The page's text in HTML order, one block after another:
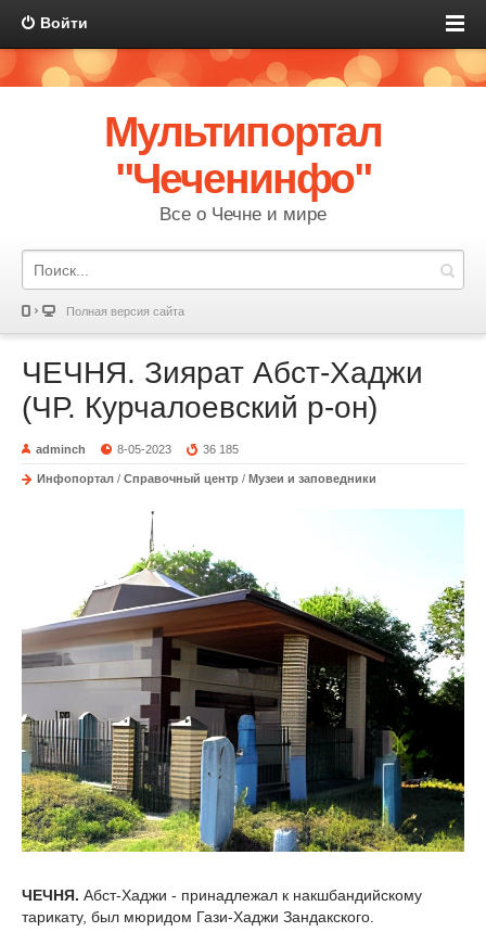
Войти
Мультипортал
"Чеченинфо"
Все о Чечне и мире
Полная версия сайта
ЧЕЧНЯ. Зиярат Абст-Хаджи
(ЧР. Курчалоевский р-он)
adminch 8-05-2023 36 185
Инфопортал / Справочный центр / Музеи и заповедники
ЧЕЧНЯ. Абст-Хаджи - принадлежал к накшбандийскому
тарикату, был мюридом Гази-Хаджи Зандакского.